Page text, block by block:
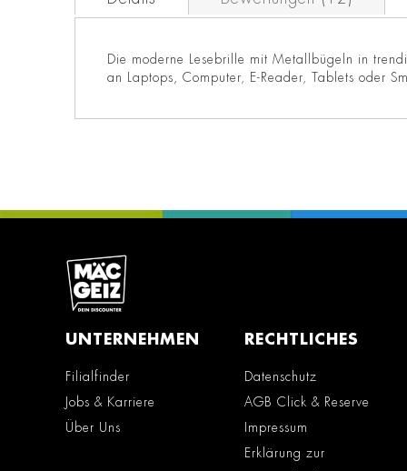
Die moderne Lesebrille mit Metallbügeln in
an Laptops, Computer, E-Reader, Tablets oder
UNTERNEHMEN
Filialfinder
Jobs & Karriere
Über Uns
RECHTLICHES
Datenschutz
AGB Click & Reserve
Impressum
Erklärung zur